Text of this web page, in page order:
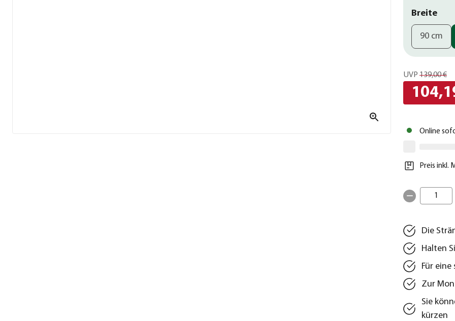
Breite
90 cm
UVP 139,00 €
Online
Preis inkl.
1
Die
Halten
Für eine
Zur
Sie
kürzen